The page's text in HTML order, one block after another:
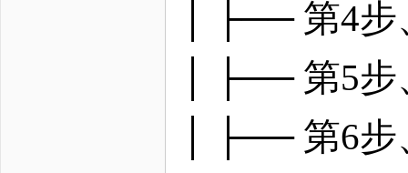
│ ├── 第4
│ ├── 第5
│ ├── 第6